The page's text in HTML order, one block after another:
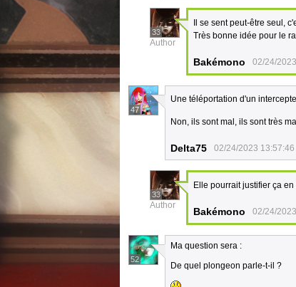
33
Author
Il se sent peut-être seul,
Très bonne idée pour le
Bakémono 02/24/
47
Une téléportation d'un
Non, ils sont mal, ils sont très
Delta75 02/24/2023 13:57:46
33
Author
Elle pourrait justifier ça
Bakémono 02/24/
52
Ma question sera :
De quel plongeon parle-t-il ?